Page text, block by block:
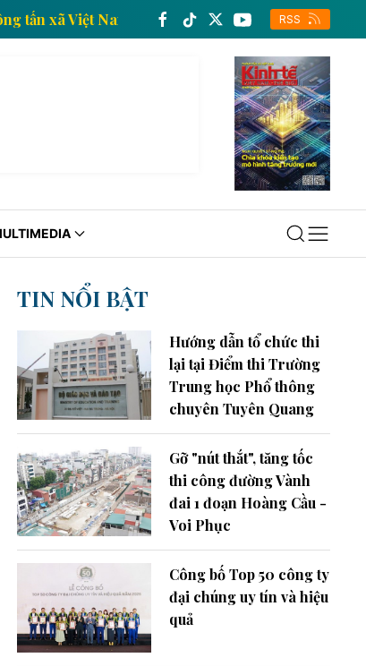
Thông tấn xã Việt Nam Trang thông tin
RSS
TIN NỔI BẬT
Hướng dẫn tổ chức thi
lại tại Điểm thi Trường
Trung học Phổ thông
chuyên Tuyên Quang
Gỡ "nút thắt", tăng tốc
thi công đường Vành
đai 1 đoạn Hoàng Cầu -
Voi Phục
Công bố Top 50 công ty
đại chúng uy tín và hiệu
quả